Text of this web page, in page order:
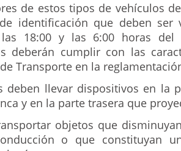
de estos tipos de vehículos
identificación que deben ser
las 18:00 y las 6:00 horas del
deberán cumplir con las
Transporte en la
deben llevar dispositivos en la
y en la parte trasera que
objetos que
o que constituyan